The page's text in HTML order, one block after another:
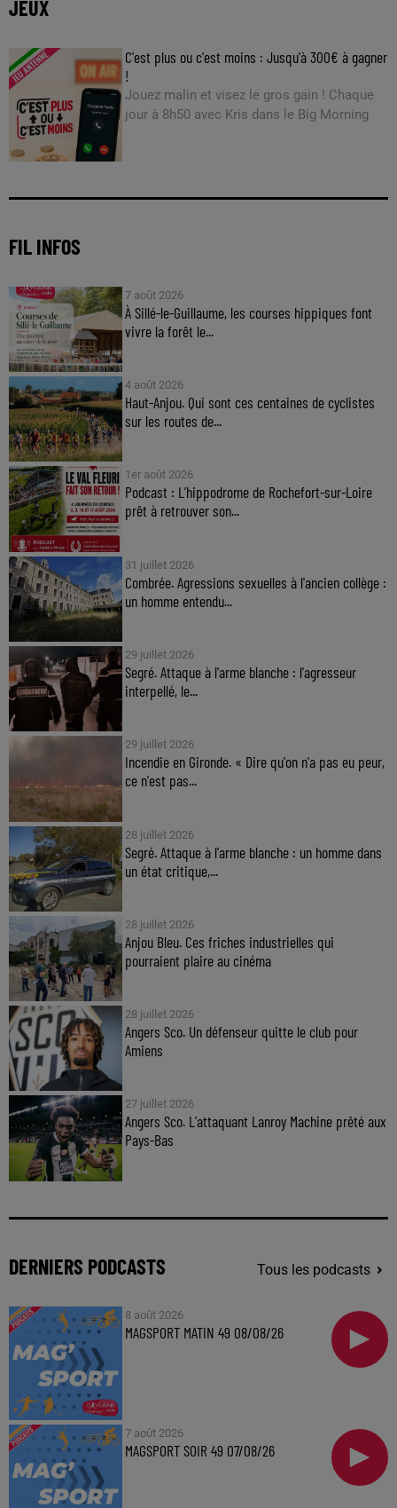
JEUX
C'est plus ou c'est moins : Jusqu'à 300€ à gagner
!
Jouez malin et visez le gros gain ! Chaque
jour à 8h50 avec Kris dans le Big Morning
FIL INFOS
7 août 2026
À Sillé-le-Guillaume, les courses hippiques font
vivre la forêt le...
4 août 2026
Haut-Anjou. Qui sont ces centaines de cyclistes
sur les routes de...
1er août 2026
Podcast : L’hippodrome de Rochefort-sur-Loire
prêt à retrouver son...
31 juillet 2026
Combrée. Agressions sexuelles à l'ancien collège :
un homme entendu...
29 juillet 2026
Segré. Attaque à l'arme blanche : l'agresseur
interpellé, le...
29 juillet 2026
Incendie en Gironde. « Dire qu'on n'a pas eu peur,
ce n'est pas...
28 juillet 2026
Segré. Attaque à l'arme blanche : un homme dans
un état critique,...
28 juillet 2026
Anjou Bleu. Ces friches industrielles qui
pourraient plaire au cinéma
28 juillet 2026
Angers Sco. Un défenseur quitte le club pour
Amiens
27 juillet 2026
Angers Sco. L'attaquant Lanroy Machine prêté aux
Pays-Bas
DERNIERS PODCASTS Tous les podcasts
8 août 2026
MAGSPORT MATIN 49 08/08/26
7 août 2026
MAGSPORT SOIR 49 07/08/26